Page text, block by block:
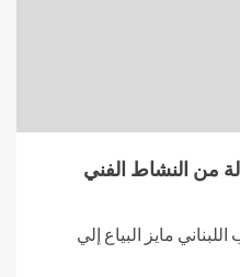
من النشاط الفني
مايز البياع إلي